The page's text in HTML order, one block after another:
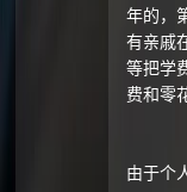
年的，
有亲戚
等把学
费和零
由于个